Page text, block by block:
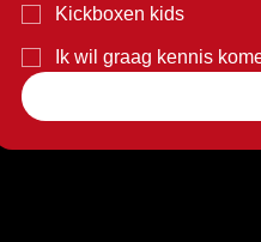
Kickboxen kids
Ik wil graag kennis